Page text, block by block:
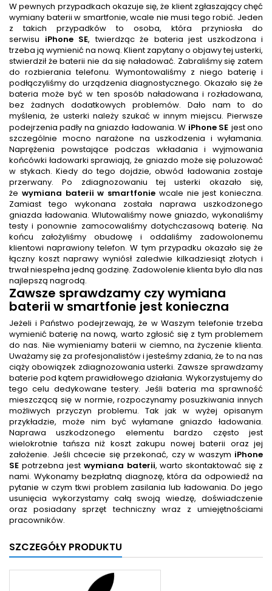
W pewnych przypadkach okazuje się, że klient zgłaszający chęć
wymiany baterii w smartfonie, wcale nie musi tego robić. Jeden
z takich przypadków to osoba, która przyniosła do
serwisu iPhone SE, twierdząc że bateria jest uszkodzona i
trzeba ją wymienić na nową. Klient zapytany o objawy tej usterki,
stwierdził że baterii nie da się naładować. Zabraliśmy się zatem
do rozbierania telefonu. Wymontowaliśmy z niego baterię i
podłączyliśmy do urządzenia diagnostycznego. Okazało się że
bateria może być w ten sposób naładowana i rozładowana,
bez żadnych dodatkowych problemów. Dało nam to do
myślenia, że usterki należy szukać w innym miejscu. Pierwsze
podejrzenia padły na gniazdo ładowania. W iPhone SE jest ono
szczególnie mocno narażone na uszkodzenia i wyłamania.
Naprężenia powstające podczas wkładania i wyjmowania
końcówki ładowarki sprawiają, że gniazdo może się poluzować
w stykach. Kiedy do tego dojdzie, obwód ładowania zostaje
przerwany. Po zdiagnozowaniu tej usterki okazało się,
że wymiana baterii w smartfonie wcale nie jest konieczna.
Zamiast tego wykonana została naprawa uszkodzonego
gniazda ładowania. Wlutowaliśmy nowe gniazdo, wykonaliśmy
testy i ponownie zamocowaliśmy dotychczasową baterię. Na
końcu założyliśmy obudowę i oddaliśmy zadowolonemu
klientowi naprawiony telefon. W tym przypadku okazało się że
łączny koszt naprawy wyniósł zaledwie kilkadziesiąt złotych i
trwał niespełna jedną godzinę. Zadowolenie klienta było dla nas
najlepszą nagrodą.
Zawsze sprawdzamy czy wymiana
baterii w smartfonie jest konieczna
Jeżeli i Państwo podejrzewają, że w Waszym telefonie trzeba
wymienić baterię na nową, warto zgłosić się z tym problemem
do nas. Nie wymieniamy baterii w ciemno, na życzenie klienta.
Uważamy się za profesjonalistów i jesteśmy zdania, że to na nas
ciąży obowiązek zdiagnozowania usterki. Zawsze sprawdzamy
baterie pod kątem prawidłowego działania. Wykorzystujemy do
tego celu dedykowane testery. Jeśli bateria ma sprawność
mieszczącą się w normie, rozpoczynamy posuzkiwania innych
możliwych przyczyn problemu. Tak jak w wyżej opisanym
przykładzie, może nim być wyłamane gniazdo ładowania.
Naprawa uszkodzonego elementu bardzo często jest
wielokrotnie tańsza niż koszt zakupu nowej baterii oraz jej
założenie. Jeśli chcecie się przekonać, czy w waszym iPhone
SE potrzebna jest wymiana baterii, warto skontaktować się z
nami. Wykonamy bezpłatną diagnozę, która da odpowiedź na
pytanie w czym tkwi problem zasilania lub ładowania. Do jego
usunięcia wykorzystamy całą swoją wiedzę, doświadczenie
oraz posiadany sprzęt techniczny wraz z umiejętnościami
pracowników.
SZCZEGÓŁY PRODUKTU